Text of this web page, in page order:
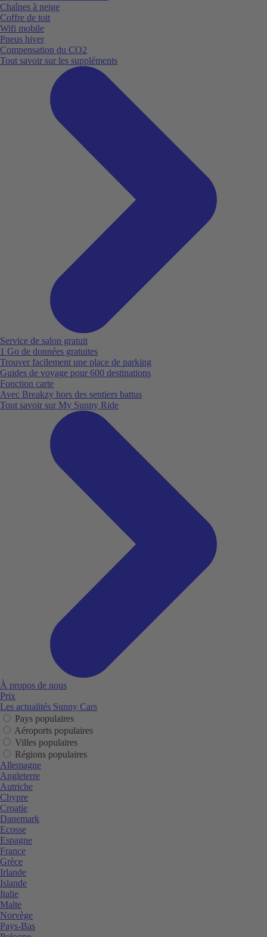
Chaînes à neige
Coffre de toit
Wifi mobile
Pneus hiver
Compensation du CO2
Tout savoir sur les suppléments
Service de salon gratuit
1 Go de données gratuites
Trouver facilement une place de parking
Guides de voyage pour 600 destinations
Fonction carte
Avec Breakzy hors des sentiers battus
Tout savoir sur My Sunny Ride
À propos de nous
Prix
Les actualités Sunny Cars
Pays populaires
Aéroports populaires
Villes populaires
Régions populaires
Allemagne
Angleterre
Autriche
Chypre
Croatie
Danemark
Ecosse
Espagne
France
Grèce
Irlande
Islande
Italie
Malte
Norvège
Pays-Bas